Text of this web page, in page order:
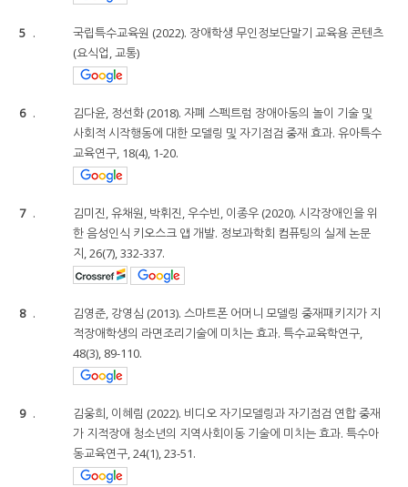
5 .
국립특수교육원 (2022). 장애학생 무인정보단말기 교육용 콘텐츠
(요식업, 교통)
6 .
김다윤, 정선화 (2018). 자폐 스펙트럼 장애아동의 놀이 기술 및
사회적 시작행동에 대한 모델링 및 자기점검 중재 효과. 유아특수
교육연구, 18(4), 1-20.
7 .
김미진, 유채원, 박휘진, 우수빈, 이종우 (2020). 시각장애인을 위
한 음성인식 키오스크 앱 개발. 정보과학회 컴퓨팅의 실제 논문
지, 26(7), 332-337.
8 .
김영준, 강영심 (2013). 스마트폰 어머니 모델링 중재패키지가 지
적장애학생의 라면조리기술에 미치는 효과. 특수교육학연구,
48(3), 89-110.
9 .
김웅희, 이혜림 (2022). 비디오 자기모델링과 자기점검 연합 중재
가 지적장애 청소년의 지역사회이동 기술에 미치는 효과. 특수아
동교육연구, 24(1), 23-51.